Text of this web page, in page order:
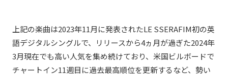
上記の楽曲は2023年11月に発表されたLE SSERAFIM初の英
語デジタルシングルで、
リリースから4ヵ月が過ぎた2024年
3月現在でも高い人気を集め続けており、米国ビルボードで
チャートイン11週目に過去最高順位を更新するなど、 勢い